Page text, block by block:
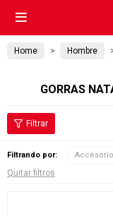

Home Hombre
GORRAS
Filtrando por:
Quitar filtros